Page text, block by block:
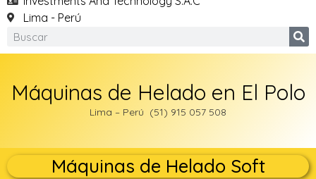
Lima - Perú
Máquinas de Helado en El Polo
Lima – Perú (51) 915 057 508
Máquinas de Helado Soft